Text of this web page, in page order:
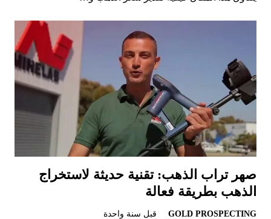
صهر تراب الذهب: تقنية حديثة لاستخراج
الذهب بطريقة فعالة
GOLD PROSPECTING قبل سنة واحدة